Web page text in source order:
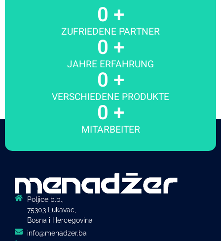
ZUFRIEDENE PARTNER
0 +
JAHRE ERFAHRUNG
0 +
VERSCHIEDENE PRODUKTE
0 +
MITARBEITER
0 +
Poljice b.b.,
75303 Lukavac,
Bosna i Hercegovina
info@menadzer.ba